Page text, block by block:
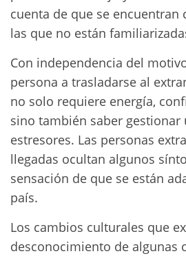
cuenta de que se encuentran
las que no están
Con independencia del
persona a trasladarse al
no solo requiere energía,
sino también saber
estresores. Las personas
llegadas ocultan algunos
sensación de que se están
país.
Los cambios culturales que
desconocimiento de algunas